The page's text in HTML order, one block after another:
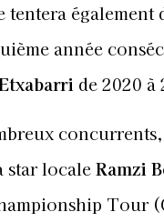
également
année
de 2020 à
star localeRamzi
Tour